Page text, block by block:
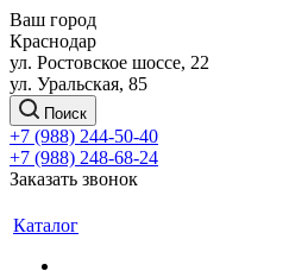
Ваш город
Краснодар
ул. Ростовское шоссе, 22
ул. Уральская, 85
Поиск
+7 (988) 244-50-40
+7 (988) 248-68-24
Заказать звонок
Каталог